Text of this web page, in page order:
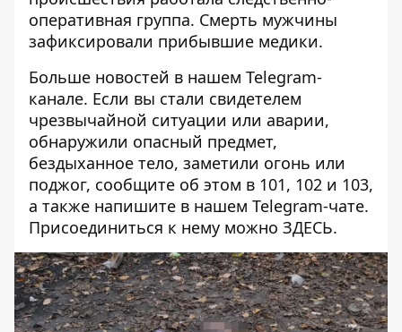
оперативная группа. Смерть мужчины
зафиксировали прибывшие медики.
Больше новостей в нашем Telegram-
канале. Если вы стали свидетелем
чрезвычайной ситуации или аварии,
обнаружили опасный предмет,
бездыханное тело, заметили огонь или
поджог, сообщите об этом в 101, 102 и 103,
а также напишите в нашем Telegram-чате.
Присоединиться к нему можно ЗДЕСЬ.